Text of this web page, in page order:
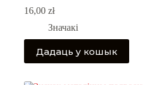
16,00 zł
Значакі
Дадаць у кошык